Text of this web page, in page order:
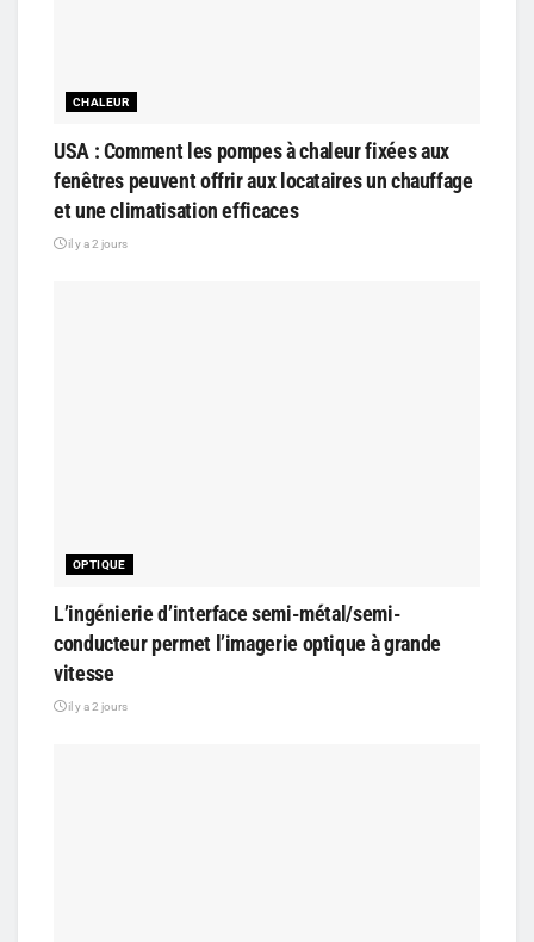
CHALEUR
USA : Comment les pompes à chaleur fixées aux
fenêtres peuvent offrir aux locataires un chauffage
et une climatisation efficaces
il y a 2 jours
OPTIQUE
L’ingénierie d’interface semi-métal/semi-
conducteur permet l’imagerie optique à grande
vitesse
il y a 2 jours